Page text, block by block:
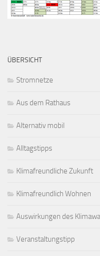
ÜBERSICHT
Stromnetze
Aus dem Rathaus
Alternativ mobil
Alltagstipps
Klimafreundliche Zukunft
Klimafreundlich Wohnen
Auswirkungen des
Veranstaltungstipp